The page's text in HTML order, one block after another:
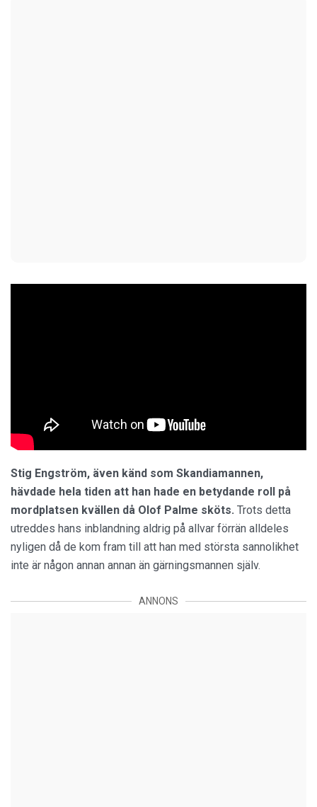
Stig Engström, även känd som Skandiamannen,
hävdade hela tiden att han hade en betydande roll på
mordplatsen kvällen då Olof Palme sköts. Trots detta
utreddes hans inblandning aldrig på allvar förrän alldeles
nyligen då de kom fram till att han med största sannolikhet
inte är någon annan annan än gärningsmannen själv.
ANNONS